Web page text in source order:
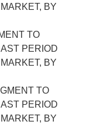
BY
TO
PERIOD
BY
TO
PERIOD
BY